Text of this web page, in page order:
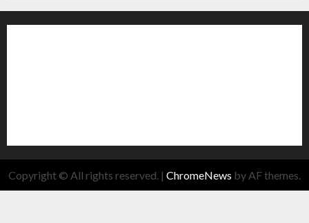
Copyright © All rights reserved. | ChromeNews by AF themes.